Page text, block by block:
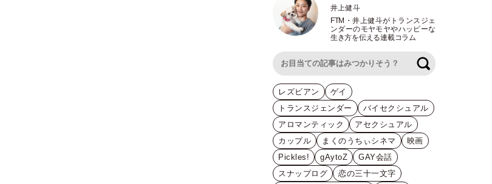
井上健斗
FTM ・井上健斗がトランスジェ
ンダーのモヤモヤやハッピーな
生き方を伝える連載コラム
レズビアン
ゲイ
トランスジェンダー
バイセクシュアル
アロマンティック
アセクシュアル
カップル
まくのうちぃシネマ
映画
Pickles!
gAytoZ
GAY会話
スナップログ
恋の三十一文字